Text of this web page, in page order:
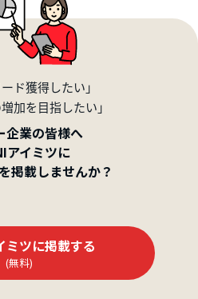
ド獲得したい」
加を目指したい」
企業の皆様へ
アイミツに
掲載しませんか？
ミツに掲載する
(無料)